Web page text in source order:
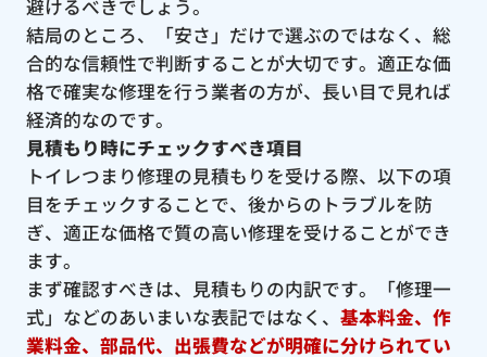
避けるべきでしょう。
結局のところ、「安さ」だけで選ぶのではなく、総
合的な信頼性で判断することが大切です。適正な価
格で確実な修理を行う業者の方が、長い目で見れば
経済的なのです。
見積もり時にチェックすべき項目
トイレつまり修理の見積もりを受ける際、以下の項
目をチェックすることで、後からのトラブルを防
ぎ、適正な価格で質の高い修理を受けることができ
ます。
まず確認すべきは、見積もりの内訳です。「修理一
式」などのあいまいな表記ではなく、 基本料金、作
業料金、部品代、出張費などが明確に分けられてい